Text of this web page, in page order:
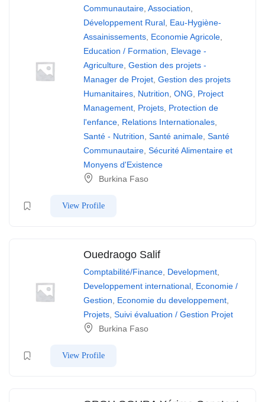
Communautaire, Association,
Développement Rural, Eau-Hygiène-
Assainissements, Economie Agricole,
Education / Formation, Elevage -
Agriculture, Gestion des projets -
Manager de Projet, Gestion des projets
Humanitaires, Nutrition, ONG, Project
Management, Projets, Protection de
l'enfance, Relations Internationales,
Santé - Nutrition, Santé animale, Santé
Communautaire, Sécurité Alimentaire et
Monyens d'Existence
Burkina Faso
View Profile
Ouedraogo Salif
Comptabilité/Finance, Development,
Developpement international, Economie /
Gestion, Economie du developpement,
Projets, Suivi évaluation / Gestion Projet
Burkina Faso
View Profile